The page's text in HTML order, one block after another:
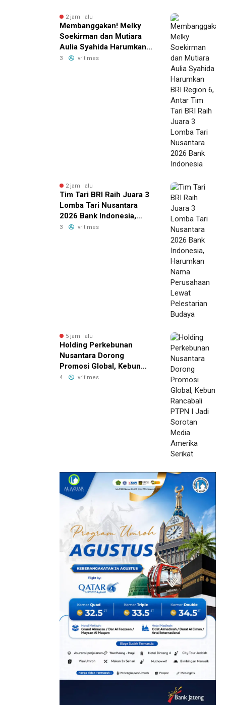
2 jam lalu
Membanggakan! Melky
Soekirman dan Mutiara
Aulia Syahida Harumkan
BRI Region 6, Antar Tim
3 vritimes
2 jam lalu
Tim Tari BRI Raih Juara 3
Lomba Tari Nusantara
2026 Bank Indonesia,
Harumkan Nama
3 vritimes
5 jam lalu
Holding Perkebunan
Nusantara Dorong
Promosi Global, Kebun
Rancabali PTPN I Jadi
4 vritimes